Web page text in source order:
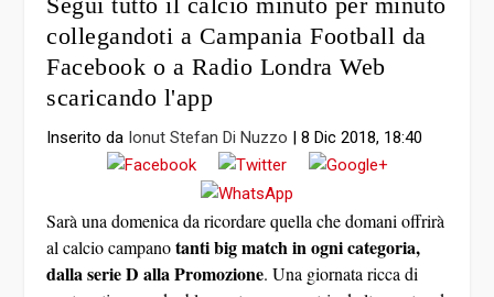
Sarà una domenica da ricordare quella che domani offrirà
al calcio campano
dalla serie D alla Promozione
contenuti e squadre blasonate con scontri ad alta quota ed
emozioni da seguire in diretta sulla nostraradio web
Campania Football Live.